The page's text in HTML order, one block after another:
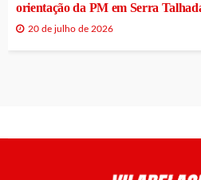
orientação da PM em Serra
20 de julho de 2026